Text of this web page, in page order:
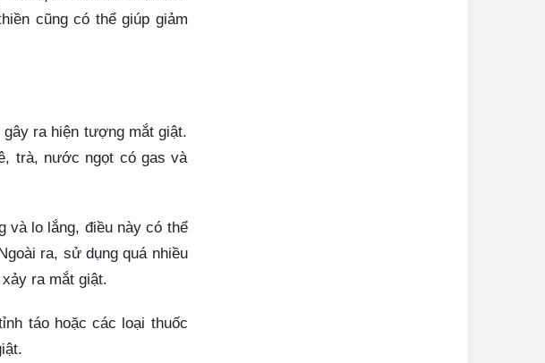
cũng có thể giúp giảm
ra hiện tượng mắt giật.
trà, nước ngọt có gas và
và lo lắng, điều này có thể
ra, sử dụng quá nhiều
ra mắt giật.
táo hoặc các loại thuốc